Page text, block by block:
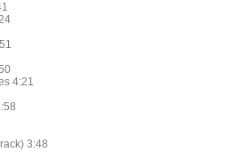
4:21
3:48